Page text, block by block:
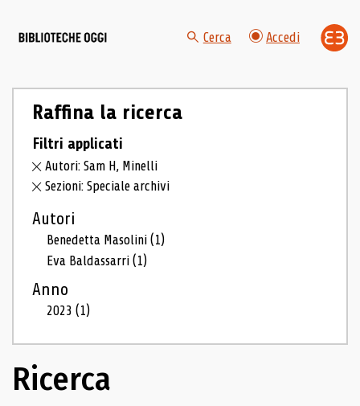
Cerca Accedi
Raffina la ricerca
Filtri applicati
Autori: Sam H, Minelli
Sezioni: Speciale archivi
Autori
Benedetta Masolini(1)
Eva Baldassarri(1)
Anno
2023(1)
Ricerca